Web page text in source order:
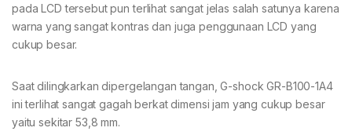
pada LCD tersebut pun terlihat sangat jelas salah satunya karena
warna yang sangat kontras dan juga penggunaan LCD yang
cukup besar.
Saat dilingkarkan dipergelangan tangan, G-shock GR-B100-1A4
ini terlihat sangat gagah berkat dimensi jam yang cukup besar
yaitu sekitar 53,8 mm.